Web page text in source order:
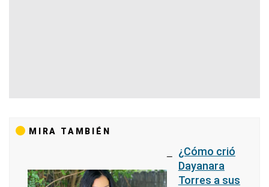
MIRA TAMBIÉN
¿Cómo crió
Dayanara
Torres a sus